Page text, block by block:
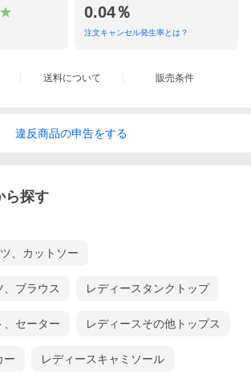
0.04％
注文キャンセル発生率とは？
送料について 販売条件
違反商品の申告をする
ら探す
、カットソー
、ブラウス レディースタンクトップ
、セーター レディースその他トップス
ー レディースキャミソール